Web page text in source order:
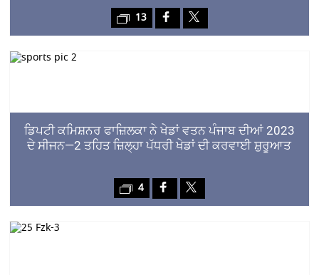
13
ਡਿਪਟੀ ਕਮਿਸ਼ਨਰ ਫਾਜ਼ਿਲਕਾ ਨੇ ਖੇਡਾਂ ਵਤਨ ਪੰਜਾਬ ਦੀਆਂ 2023
ਦੇ ਸੀਜਨ—2 ਤਹਿਤ ਜ਼ਿਲ੍ਹਾ ਪੱਧਰੀ ਖੇਡਾਂ ਦੀ ਕਰਵਾਈ ਸ਼ੁਰੂਆਤ
4